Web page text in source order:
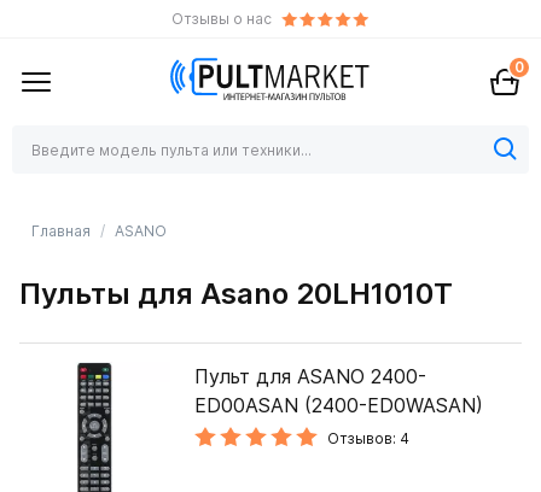
Отзывы о нас
0
Главная ASANO
Пульты для Asano 20LH1010T
Пульт для ASANO 2400-
ED00ASAN (2400-ED0WASAN)
Отзывов: 4